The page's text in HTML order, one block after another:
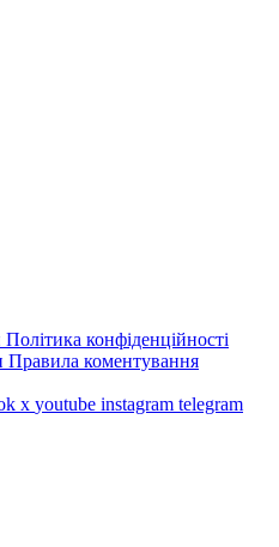
Політика конфіденційності
Правила коментування
x youtube instagram telegram